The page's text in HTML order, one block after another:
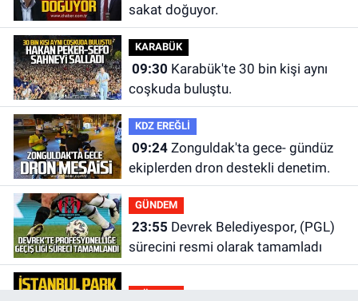
sakat doğuyor.
KARABÜK
09:30
coşkuda buluştu.
KDZ EREĞLİ
09:24Zonguldak'ta gece- gündüz
ekiplerden dron destekli denetim.
GÜNDEM
23:55
sürecini resmi olarak tamamladı
GÜNDEM